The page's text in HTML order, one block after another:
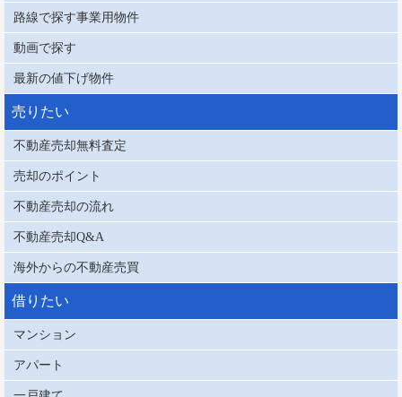
路線で探す事業用物件
動画で探す
最新の値下げ物件
売りたい
不動産売却無料査定
売却のポイント
不動産売却の流れ
不動産売却Q&A
海外からの不動産売買
借りたい
マンション
アパート